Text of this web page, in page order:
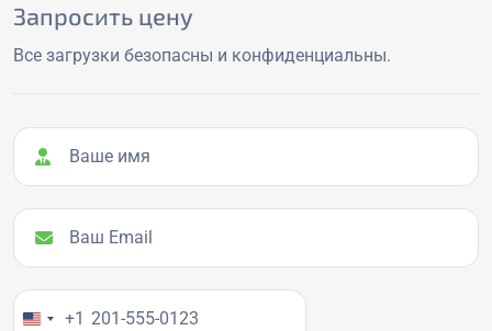
Запросить цену
Все загрузки безопасны и конфиденциальны.
Ваше имя
Ваш Email
Ваш номер телефона
+1